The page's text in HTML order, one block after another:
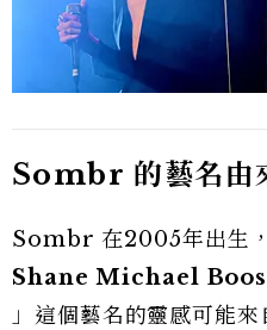
Sombr 的藝名由
Sombr 在2005年出生
Shane Michael
」這個藝名的靈感可能